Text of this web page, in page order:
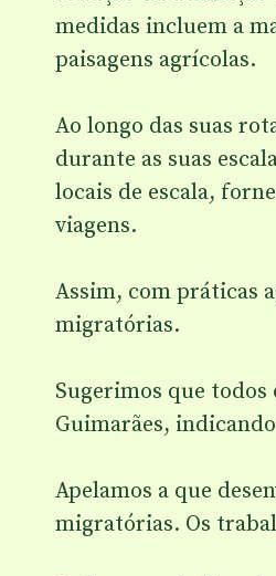
medidas incluem a
paisagens agrícolas.
Ao longo das suas
durante as suas
locais de escala,
viagens.
Assim, com práticas
migratórias.
Sugerimos que
Guimarães,
Apelamos a que
migratórias. Os